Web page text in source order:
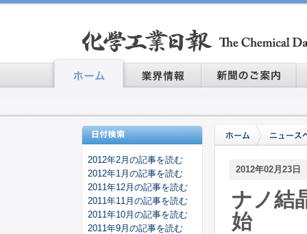
2012年2月の記事を読む
2012年1月の記事を読む
2011年12月の記事を読む
2011年11月の記事を読む
2011年10月の記事を読む
2011年9月の記事を読む
2012年02月23日
ナノ結
始